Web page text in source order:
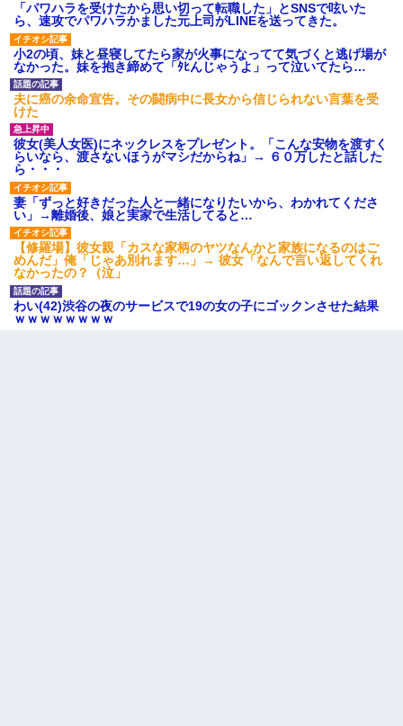
彼にプロポーズされたんだけど、実は資産家だと知って婚約破棄
した。B子「A男くんと別れたって本当？私が付き合ってもい
い？」
妻が亡くなったんだけど正直ガチで嬉しい
全く親しくないママ友Aから突然「飲み会しよう」と誘われたがお
断りした。後日Aの企みを知ってゾッとするやら腹立つやら！
「パワハラを受けたから思い切って転職した」とSNSで呟いた
ら、速攻でパワハラかました元上司がLINEを送ってきた。
小2の頃、妹と昼寝してたら家が火事になってて気づくと逃げ場が
なかった。妹を抱き締めて「ﾀﾋんじゃうよ」って泣いてたら…
夫に癌の余命宣告。その闘病中に長女から信じられない言葉を受
けた
彼女(美人女医)にネックレスをプレゼント。「こんな安物を渡すく
らいなら、渡さないほうがマシだからね」→ ６０万したと話した
ら・・・
妻「ずっと好きだった人と一緒になりたいから、わかれてくださ
い」→離婚後、娘と実家で生活してると…
【修羅場】彼女親「カスな家柄のヤツなんかと家族になるのはご
めんだ」俺「じゃあ別れます…」→ 彼女「なんで言い返してくれ
なかったの？（泣」
わい(42)渋谷の夜のサービスで19の女の子にゴックンさせた結果
ｗｗｗｗｗｗｗｗ